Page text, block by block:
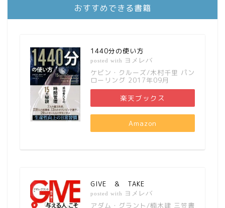
おすすめできる書籍
1440分の使い方
posted with ヨメレバ
ケビン・クルーズ/木村千里 パン
ローリング 2017年09月
楽天ブックス
Amazon
GIVE ＆ TAKE
posted with ヨメレバ
アダム・グラント/楠木建 三笠書
ホーム